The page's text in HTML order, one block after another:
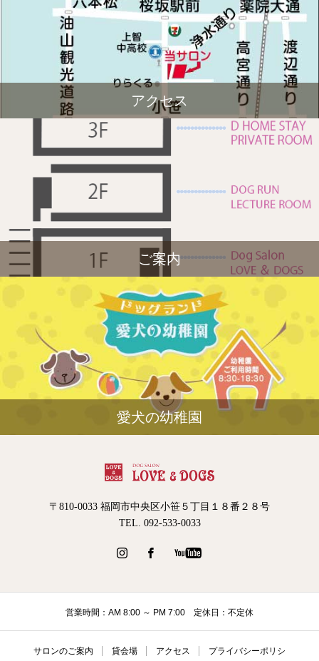
アクセス
ご案内
愛犬の幼稚園
〒810-0033 福岡市中央区小笹５丁目１８番２８号
TEL. 092-533-0033
営業時間：AM 8:00 ～ PM 7:00 定休日：不定休
サロンのご案内 貸会場 アクセス プライバシーポリシ